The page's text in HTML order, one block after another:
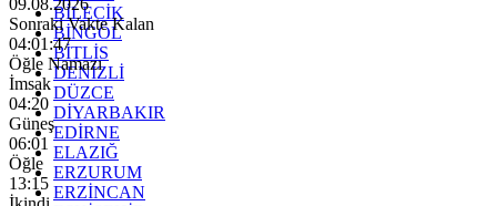
BİLECİK
BİNGÖL
BİTLİS
DENİZLİ
DÜZCE
DİYARBAKIR
EDİRNE
ELAZIĞ
ERZURUM
ERZİNCAN
09.08.2026
Sonraki Vakte Kalan
04:01:45
Öğle Namazı
İmsak
04:20
Güneş
06:01
Öğle
13:15